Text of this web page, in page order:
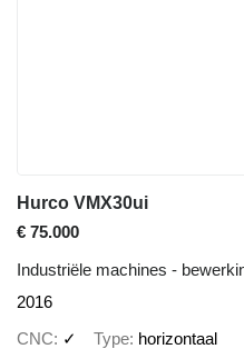
Hurco VMX30ui
€ 75.000
Industriële machines -
2016
CNC
✓ Type horizontaal